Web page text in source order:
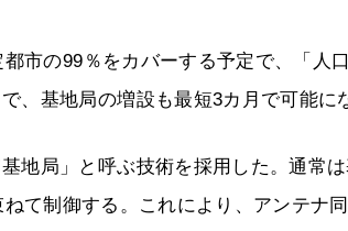
市の99％をカバーする予定で、「人
、基地局の増設も最短3カ月で可能に
地局」と呼ぶ技術を採用した。通常
て制御する。これにより、アンテナ